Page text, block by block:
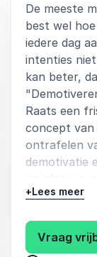
extra
om
van
Karl
interactieve
Samen
dosis
een bron
De meeste
best wel
iedere dag
intenties
kan beter,
Raats een
concept
ontrafelen
demotivatie
worden om
te
hij
een krachtig
+Lees meer
Vraag